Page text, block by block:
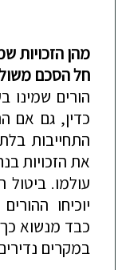
מהן
חל הסכם
הורים
כדין, גם אם
התחייבות
את הזכויות
עולמו. ביטול
יוכיחו
כבד מנשוא
במקרים